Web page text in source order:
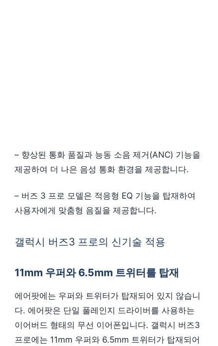
– 향상된 통화 품질과 능동 소음 제거(ANC) 기능을
제공하여 더 나은 음성 통화 환경을 제공합니다.
– 버즈 3 프로 모델은 적응형 EQ 기능을 탑재하여
사용자에게 맞춤형 음질을 제공합니다.
갤럭시 버즈3 프로의 신기술 적용
11mm 우퍼와 6.5mm 트위터를 탑재
에어팟에는 우퍼와 트위터가 탑재되어 있지 않습니
다. 에어팟은 단일 풀레인지 드라이버를 사용하는
이어버드 형태의 무선 이어폰입니다. 갤럭시 버즈3
프로에는 11mm 우퍼와 6.5mm 트위터가 탑재되어